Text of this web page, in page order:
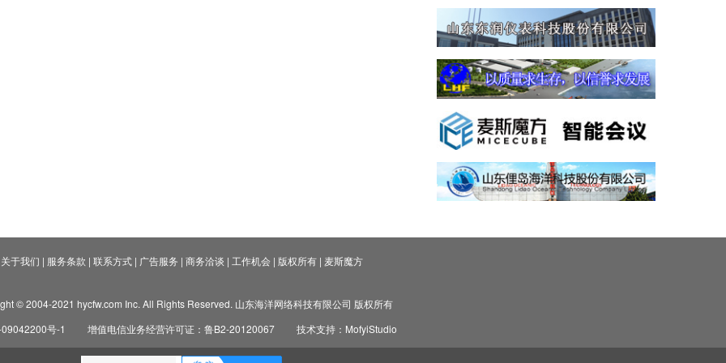
关于我们 | 服务条款 | 联系方式| 广告服务 | 商务洽谈 | 工作机会| 版权所有| 麦斯魔方
© 2004-2021 hycfw.com Inc. All Rights Reserved. 山东海洋网络科技有限公司 版权所有
号-1
增值电信业务经营许可证：鲁B2-20120067 技术支持：MofyiStudio